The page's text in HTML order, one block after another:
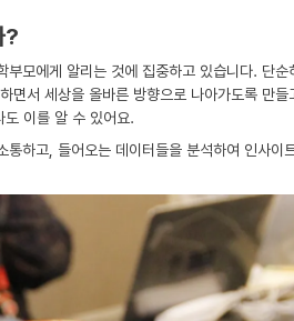
?
모에게 알리는 것에 집중하고 있습니다. 단순
서 세상을 올바른 방향으로 나아가도록 만들
도 이를 알 수 있어요.
하고, 들어오는 데이터들을 분석하여 인사이